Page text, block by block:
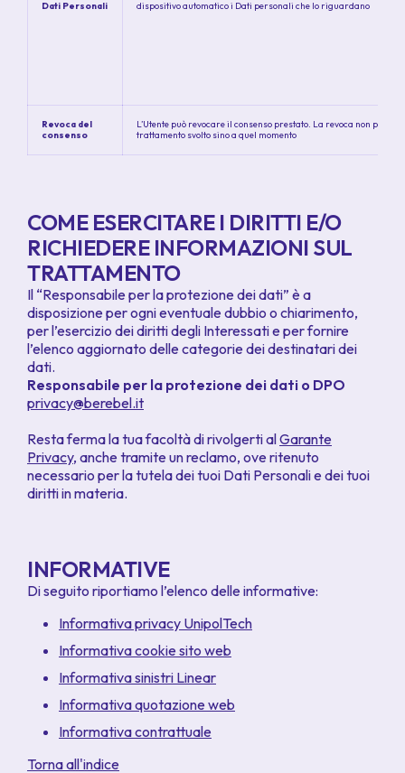
Dati Personali
dispositivo automatico i Dati personali che lo riguardano
Revoca del
consenso
L’Utente può revocare il consenso prestato. La revoca non
trattamento svolto sino a quel momento
COME ESERCITARE I DIRITTI E/O
RICHIEDERE INFORMAZIONI SUL
TRATTAMENTO
Il “Responsabile per la protezione dei dati” è a
disposizione per ogni eventuale dubbio o chiarimento,
per l’esercizio dei diritti degli Interessati e per fornire
l’elenco aggiornato delle categorie dei destinatari dei
dati.
Responsabile per la protezione dei dati o DPO
privacy@berebel.it
Resta ferma la tua facoltà di rivolgerti alGarante
Privacy, anche tramite un reclamo, ove ritenuto
necessario per la tutela dei tuoi Dati Personali e dei tuoi
diritti in materia.
INFORMATIVE
Di seguito riportiamo l’elenco delle informative:
Informativa privacy UnipolTech
Informativa cookie sito web
Informativa sinistri Linear
Informativa quotazione web
Informativa contrattuale
Torna all'indice